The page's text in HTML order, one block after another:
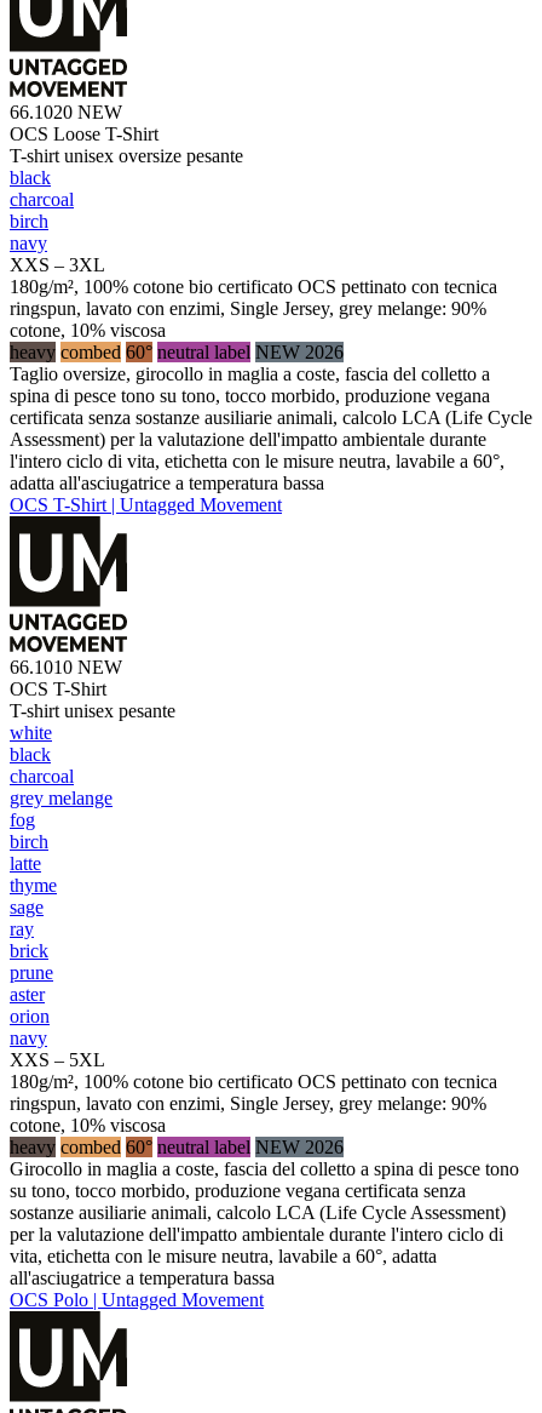
66.1020 NEW
OCS Loose T-Shirt
T-shirt unisex oversize pesante
black
charcoal
birch
navy
XXS – 3XL
180g/m², 100% cotone bio certificato OCS pettinato con tecnica
ringspun, lavato con enzimi, Single Jersey, grey melange: 90%
cotone, 10% viscosa
heavy combed 60° neutral label NEW 2026
Taglio oversize, girocollo in maglia a coste, fascia del colletto a
spina di pesce tono su tono, tocco morbido, produzione vegana
certificata senza sostanze ausiliarie animali, calcolo LCA (Life Cycle
Assessment) per la valutazione dell'impatto ambientale durante
l'intero ciclo di vita, etichetta con le misure neutra, lavabile a 60°,
adatta all'asciugatrice a temperatura bassa
OCS T-Shirt | Untagged Movement
66.1010 NEW
OCS T-Shirt
T-shirt unisex pesante
white
black
charcoal
grey melange
fog
birch
latte
thyme
sage
ray
brick
prune
aster
orion
navy
XXS – 5XL
180g/m², 100% cotone bio certificato OCS pettinato con tecnica
ringspun, lavato con enzimi, Single Jersey, grey melange: 90%
cotone, 10% viscosa
heavy combed 60° neutral label NEW 2026
Girocollo in maglia a coste, fascia del colletto a spina di pesce tono
su tono, tocco morbido, produzione vegana certificata senza
sostanze ausiliarie animali, calcolo LCA (Life Cycle Assessment)
per la valutazione dell'impatto ambientale durante l'intero ciclo di
vita, etichetta con le misure neutra, lavabile a 60°, adatta
all'asciugatrice a temperatura bassa
OCS Polo | Untagged Movement